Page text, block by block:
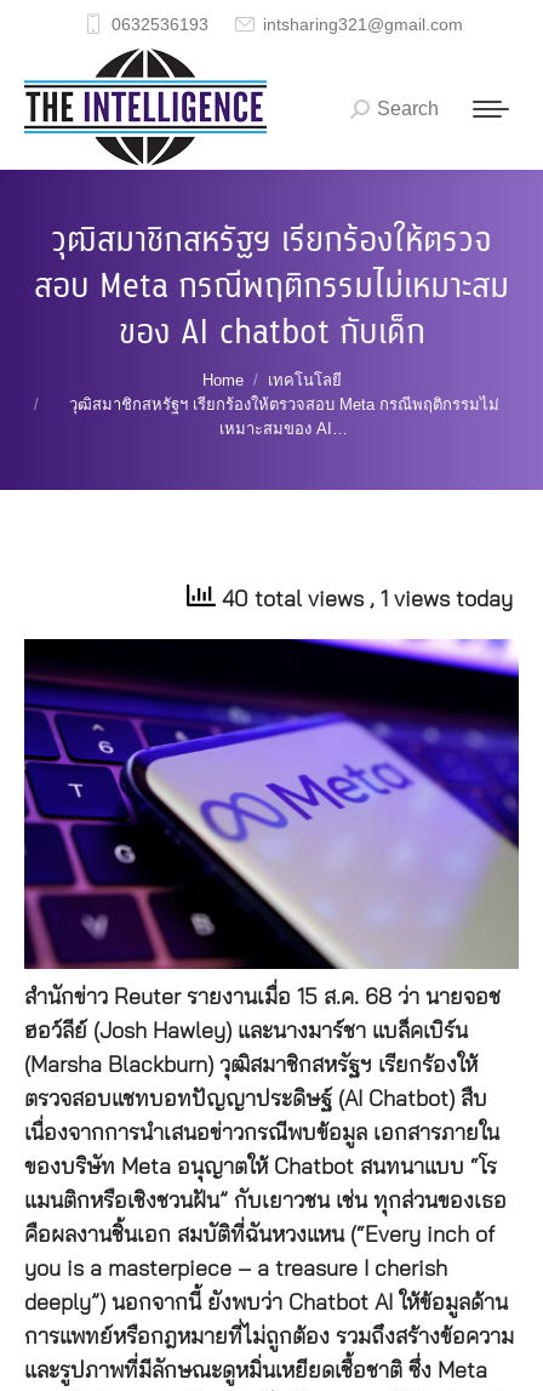
0632536193 intsharing321@gmail.com
Search:
Search
วุฒิสมาชิกสหรัฐฯ เรียกร้องให้ตรวจ
สอบ Meta กรณีพฤติกรรมไม่เหมาะสม
ของ AI chatbot กับเด็ก
Home
เทคโนโลยี
วุฒิสมาชิกสหรัฐฯ เรียกร้องให้ตรวจสอบ Meta กรณีพฤติกรรมไม่
เหมาะสมของ AI…
40 total views , 1 views today
สำนักข่าว Reuter รายงานเมื่อ 15 ส.ค. 68 ว่า นายจอช
ฮอว์ลีย์ (Josh Hawley) และนางมาร์ชา แบล็คเบิร์น
(Marsha Blackburn) วุฒิสมาชิกสหรัฐฯ เรียกร้องให้
ตรวจสอบแชทบอทปัญญาประดิษฐ์ (AI Chatbot) สืบ
เนื่องจากการนำเสนอข่าวกรณีพบข้อมูล เอกสารภายใน
ของบริษัท Meta อนุญาตให้ Chatbot สนทนาแบบ “โร
แมนติกหรือเชิงชวนฝัน” กับเยาวชน เช่น ทุกส่วนของเธอ
คือผลงานชิ้นเอก สมบัติที่ฉันหวงแหน (“Every inch of
you is a masterpiece – a treasure I cherish
deeply”) นอกจากนี้ ยังพบว่า Chatbot AI ให้ข้อมูลด้าน
การแพทย์หรือกฎหมายที่ไม่ถูกต้อง รวมถึงสร้างข้อความ
และรูปภาพที่มีลักษณะดูหมิ่นเหยียดเชื้อชาติ ซึ่ง Meta